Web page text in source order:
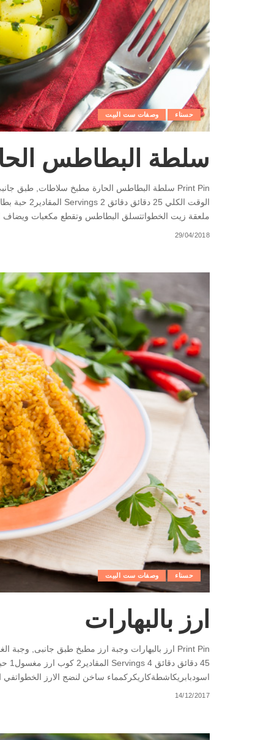
حسناء وصفات ست البيت
سلطة البطاطس
ملعقة زيت الخطواتتسلق البطاطس وتقطع مكعبات ويضاف
29/04/2018
حسناء وصفات ست البيت
ارز بالبهارات
اسودبابريكاشطةكاريكركمماء ساخن لنضج الارز
14/12/2017